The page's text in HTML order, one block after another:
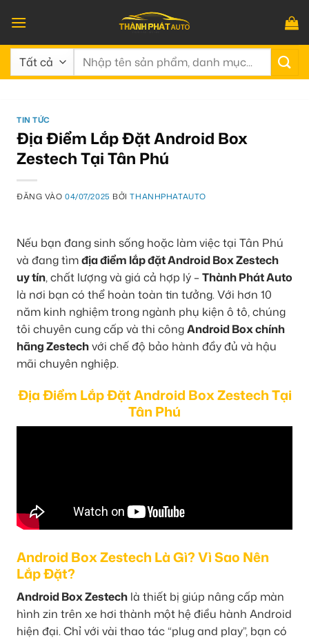
qua
nội
dung
Tìm
TIN TỨC
Địa Điểm Lắp Đặt Android Box
Zestech Tại Tân Phú
ĐĂNG VÀO04/07/2025 BỞITHANHPHATAUTO
Nếu bạn đang sinh sống hoặc làm việc tại Tân Phú
và đang tìmđịa điểm lắp đặt Android Box Zestech
uy tín, chất lượng và giá cả hợp lý –Thành Phát Auto
là nơi bạn có thể hoàn toàn tin tưởng. Với hơn 10
năm kinh nghiệm trong ngành phụ kiện ô tô, chúng
tôi chuyên cung cấp và thi côngAndroid Box chính
hãng Zestechvới chế độ bảo hành đầy đủ và hậu
mãi chuyên nghiệp.
Địa Điểm Lắp Đặt Android Box Zestech Tại
Tân Phú
Android Box Zestech Là Gì? Vì Sao Nên
Lắp Đặt?
Android Box Zestech là thiết bị giúp nâng cấp màn
hình zin trên xe hơi thành một hệ điều hành Android
hiện đại. Chỉ với vài thao tác “plug and play”, bạn có